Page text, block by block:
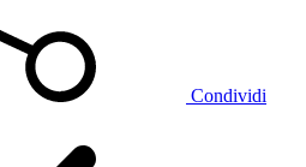
Condividi